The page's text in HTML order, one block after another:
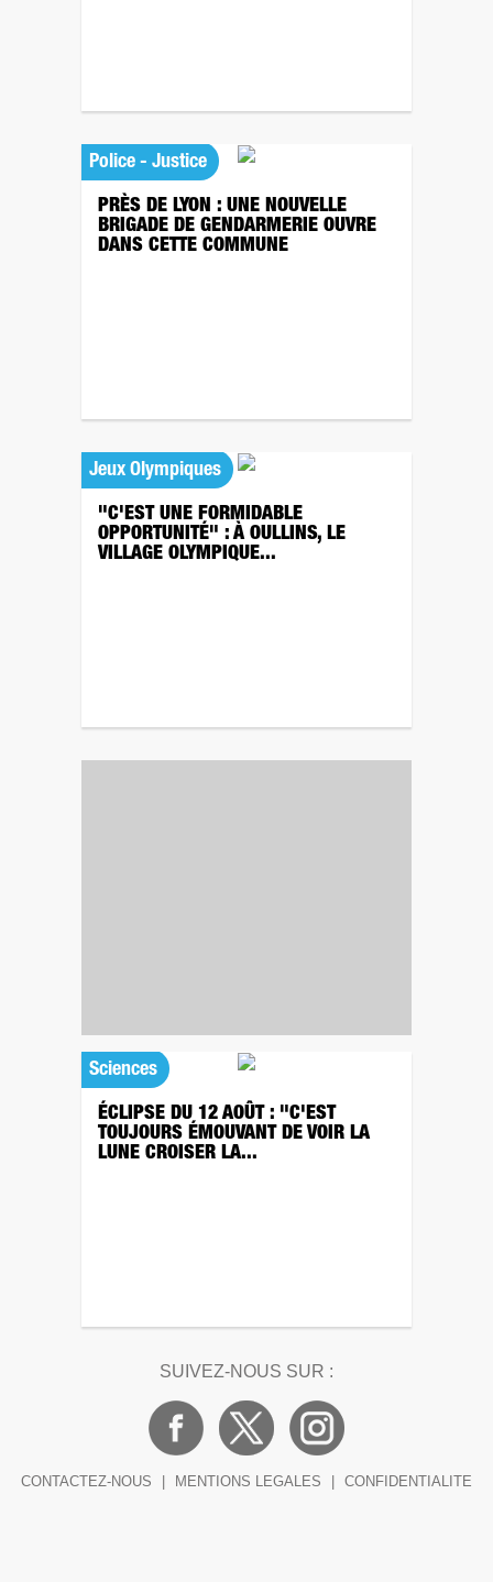
Police - Justice
PRÈS DE LYON : UNE NOUVELLE
BRIGADE DE GENDARMERIE OUVRE
DANS CETTE COMMUNE
Jeux Olympiques
"C'EST UNE FORMIDABLE
OPPORTUNITÉ" : À OULLINS, LE
VILLAGE OLYMPIQUE...
Sciences
ÉCLIPSE DU 12 AOÛT : "C'EST
TOUJOURS ÉMOUVANT DE VOIR LA
LUNE CROISER LA...
SUIVEZ-NOUS SUR :
CONTACTEZ-NOUS MENTIONS LEGALES CONFIDENTIALITE